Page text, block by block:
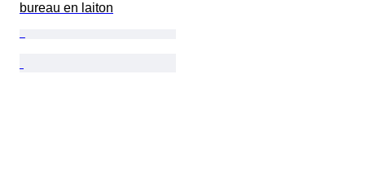
bureau en laiton